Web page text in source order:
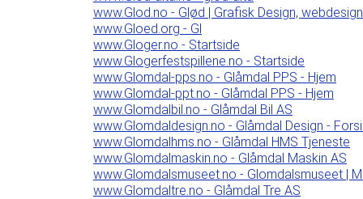
www.Glod.no - Glød | Grafisk Design,
www.Gloed.org - Gl
www.Gloger.no - Startside
www.Glogerfestspillene.no - Startside
www.Glomdal-pps.no - Glåmdal PPS - Hjem
www.Glomdal-ppt.no - Glåmdal PPS - Hjem
www.Glomdalbil.no - Glåmdal Bil AS
www.Glomdaldesign.no - Glåmdal Design -
www.Glomdalhms.no - Glåmdal HMS Tjeneste
www.Glomdalmaskin.no - Glåmdal Maskin AS
www.Glomdalsmuseet.no - Glomdalsmuseet |
www.Glomdaltre.no - Glåmdal Tre AS